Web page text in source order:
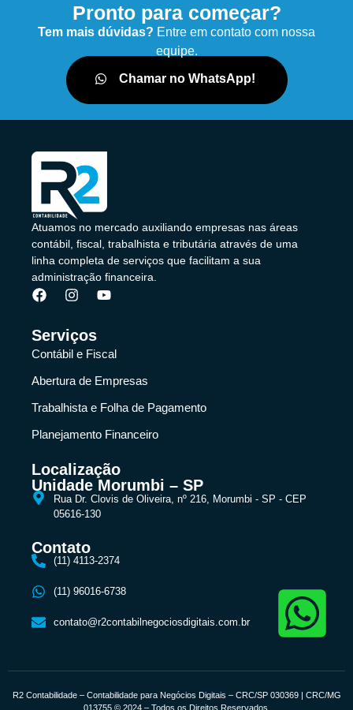
Pronto para começar?
Tem mais dúvidas? Entre em contato com nossa
equipe.
Chamar no WhatsApp!
Atuamos no mercado auxiliando empresas nas áreas
contábil, fiscal, trabalhista e tributária através de uma
linha completa de serviços que facilitam a sua
administração financeira.
Serviços
Contábil e Fiscal
Abertura de Empresas
Trabalhista e Folha de Pagamento
Planejamento Financeiro
Localização
Unidade Morumbi – SP
Rua Dr. Clovis de Oliveira, nº 216, Morumbi - SP - CEP
05616-130
Contato
(11) 4113-2374
(11) 96016-6738
contato@r2contabilnegociosdigitais.com.br
R2 Contabilidade – Contabilidade para Negócios Digitais – CRC/SP 030369 | CRC/MG
013755 © 2024 – Todos os Direitos Reservados.